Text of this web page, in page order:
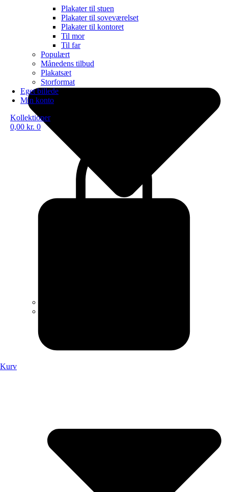
Plakater til stuen
Plakater til soveværelset
Plakater til kontoret
Til mor
Til far
Populært
Månedens tilbud
Plakatsæt
Storformat
Eget billede
Min konto
Kollektioner
0,00 kr. 0
Kurv